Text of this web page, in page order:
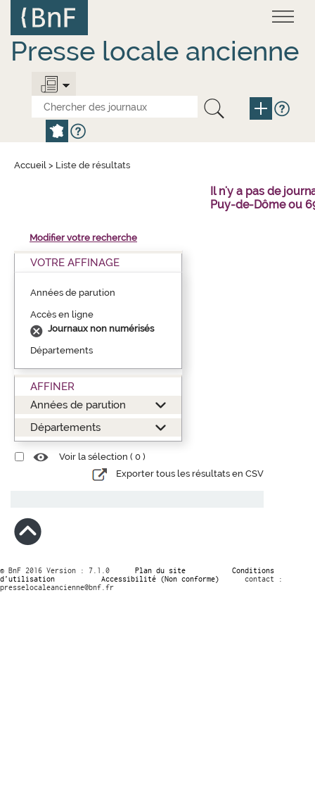
contenu
principal
Presse locale ancienne
Accueil > Liste de résultats
Il n'y a pas de
Puy-de-Dôme ou
Modifier votre recherche
VOTRE AFFINAGE
Années de parution
Accès en ligne
Journaux non numérisés
Départements
AFFINER
Années de parution
Départements
Voir la sélection ( 0 )
Exporter tous les résultats en CSV
© BnF 2016 Version : 7.1.0 Plan du site
Conditions
d’utilisation
Accessibilité (Non conforme)
contact :
presselocaleancienne@bnf.fr
Panneau de gestion des cookies